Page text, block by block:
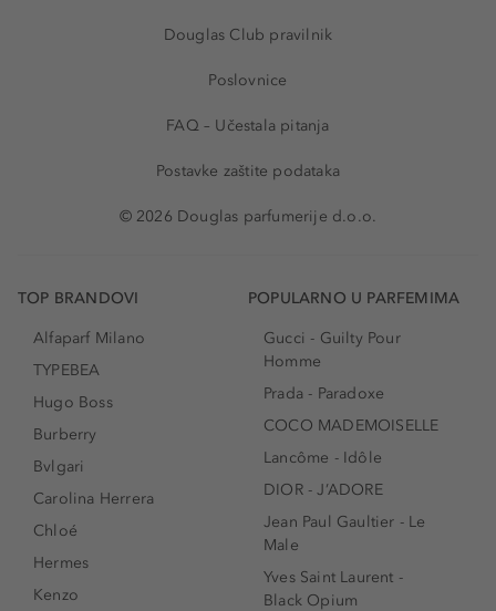
Douglas Club pravilnik
Poslovnice
FAQ – Učestala pitanja
Postavke zaštite podataka
© 2026 Douglas parfumerije d.o.o.
TOP BRANDOVI
Alfaparf Milano
TYPEBEA
Hugo Boss
Burberry
Bvlgari
Carolina Herrera
Chloé
Hermes
Kenzo
POPULARNO U PARFEMIMA
Gucci - Guilty Pour
Homme
Prada - Paradoxe
COCO MADEMOISELLE
Lancôme - Idôle
DIOR - J’ADORE
Jean Paul Gaultier - Le
Male
Yves Saint Laurent -
Black Opium